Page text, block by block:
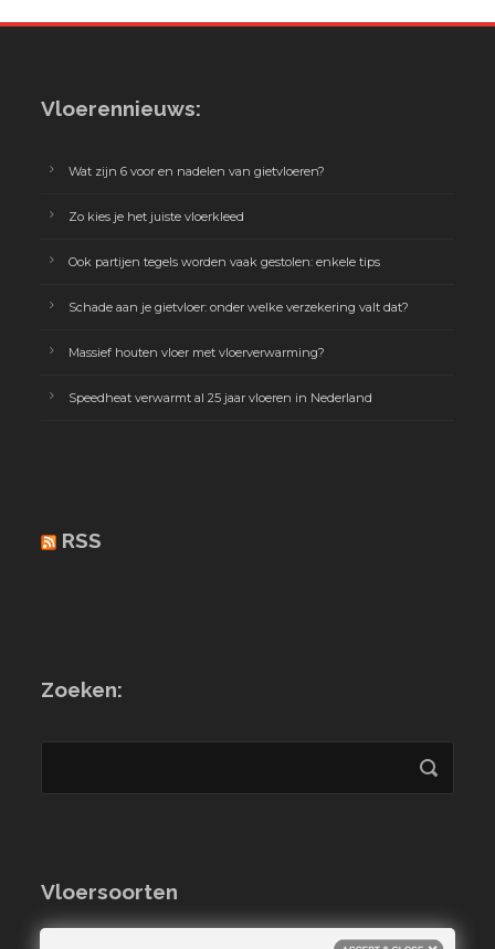
Vloerennieuws:
Wat zijn 6 voor en nadelen van gietvloeren?
Zo kies je het juiste vloerkleed
Ook partijen tegels worden vaak gestolen: enkele tips
Schade aan je gietvloer: onder welke verzekering valt dat?
Massief houten vloer met vloerverwarming?
Speedheat verwarmt al 25 jaar vloeren in Nederland
RSS
Zoeken:
Vloersoorten